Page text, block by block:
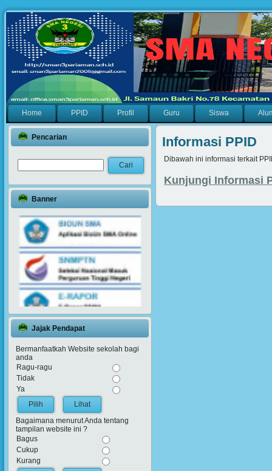
Home PPID Profil Guru Siswa
Pencarian
Banner
Jajak Pendapat
Bermanfaatkah Website sekolah bagi
anda
Ragu-ragu
Tidak
Ya
Lihat
Bagaimana menurut Anda tentang
tampilan website ini ?
Bagus
Cukup
Kurang
Informasi PPID
Dibawah ini informasi terkait
Kunjungi Informasi